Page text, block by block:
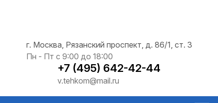
г. Москва, Рязанский проспект, д. 86/1, ст. 3
Пн - Пт с 9:00 до 18:00
+7 (495) 642-42-44
v.tehkom@mail.ru